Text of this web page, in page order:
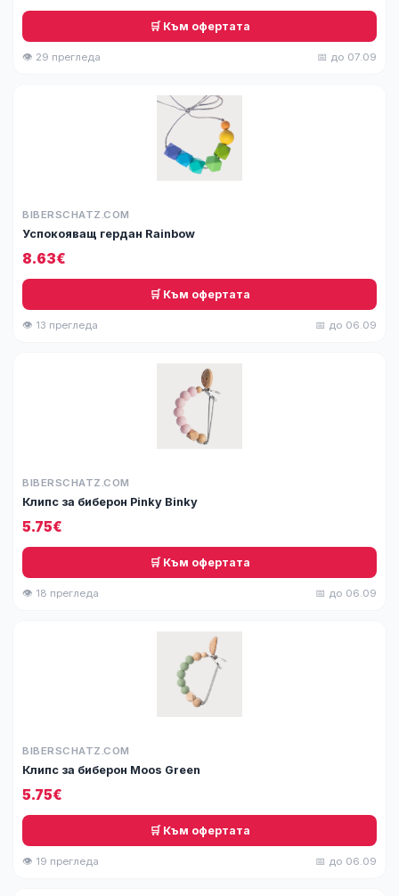
🛒 Към офертата
👁 29 прегледа 📅 до 07.09
BIBERSCHATZ.COM
Успокояващ гердан Rainbow
8.63€
🛒 Към офертата
👁 13 прегледа 📅 до 06.09
BIBERSCHATZ.COM
Клипс за биберон Pinky Binky
5.75€
🛒 Към офертата
👁 18 прегледа 📅 до 06.09
BIBERSCHATZ.COM
Клипс за биберон Moos Green
5.75€
🛒 Към офертата
👁 19 прегледа 📅 до 06.09